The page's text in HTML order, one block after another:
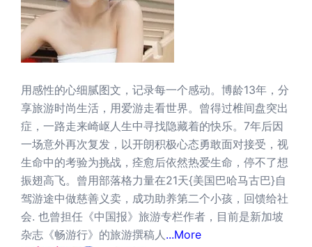
用感性的心细腻图文，记录每一个感动。博龄13年，分
享旅游时尚生活，用爱游走看世界。曾得过椎间盘突出
症，一路走来崎岖人生中寻找隐藏着的快乐。7年后因
一场意外再次复发，以开朗积极心态勇敢面对接受，视
生命中的考验为挑战，痊愈后依然热爱生命，停不了想
振翅高飞。曾用部落格力量在21天{美国巴哈马古巴}自
驾游途中做慈善义卖，成功助养第二个小孩，回馈给社
会. 也曾担任《中国报》旅游专栏作者，目前是新加坡
杂志《畅游行》的旅游撰稿人 ...More